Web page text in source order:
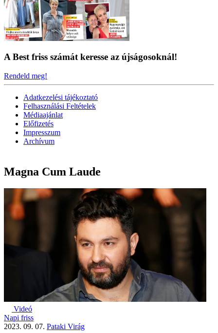
A Best friss számát keresse az újságosoknál!
Rendeld meg!
Adatkezelési tájékoztató
Felhasználási Feltételek
Médiaajánlat
Előfizetés
Impresszum
Archívum
Magna Cum Laude
Videó
Napi friss
2023. 09. 07. Pataki Virág